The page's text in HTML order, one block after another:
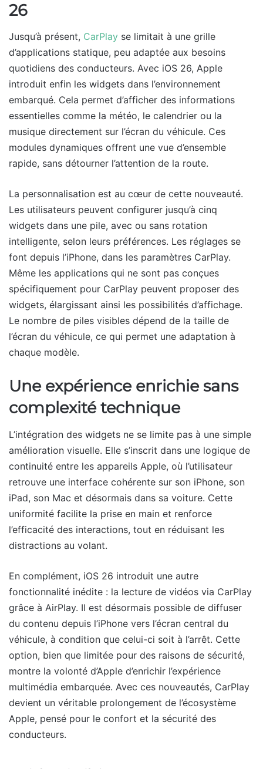
26
Jusqu’à présent, CarPlay se limitait à une grille
d’applications statique, peu adaptée aux besoins
quotidiens des conducteurs. Avec iOS 26, Apple
introduit enfin les widgets dans l’environnement
embarqué. Cela permet d’afficher des informations
essentielles comme la météo, le calendrier ou la
musique directement sur l’écran du véhicule. Ces
modules dynamiques offrent une vue d’ensemble
rapide, sans détourner l’attention de la route.
La personnalisation est au cœur de cette nouveauté.
Les utilisateurs peuvent configurer jusqu’à cinq
widgets dans une pile, avec ou sans rotation
intelligente, selon leurs préférences. Les réglages se
font depuis l’iPhone, dans les paramètres CarPlay.
Même les applications qui ne sont pas conçues
spécifiquement pour CarPlay peuvent proposer des
widgets, élargissant ainsi les possibilités d’affichage.
Le nombre de piles visibles dépend de la taille de
l’écran du véhicule, ce qui permet une adaptation à
chaque modèle.
Une expérience enrichie sans
complexité technique
L’intégration des widgets ne se limite pas à une simple
amélioration visuelle. Elle s’inscrit dans une logique de
continuité entre les appareils Apple, où l’utilisateur
retrouve une interface cohérente sur son iPhone, son
iPad, son Mac et désormais dans sa voiture. Cette
uniformité facilite la prise en main et renforce
l’efficacité des interactions, tout en réduisant les
distractions au volant.
En complément, iOS 26 introduit une autre
fonctionnalité inédite : la lecture de vidéos via CarPlay
grâce à AirPlay. Il est désormais possible de diffuser
du contenu depuis l’iPhone vers l’écran central du
véhicule, à condition que celui-ci soit à l’arrêt. Cette
option, bien que limitée pour des raisons de sécurité,
montre la volonté d’Apple d’enrichir l’expérience
multimédia embarquée. Avec ces nouveautés, CarPlay
devient un véritable prolongement de l’écosystème
Apple, pensé pour le confort et la sécurité des
conducteurs.